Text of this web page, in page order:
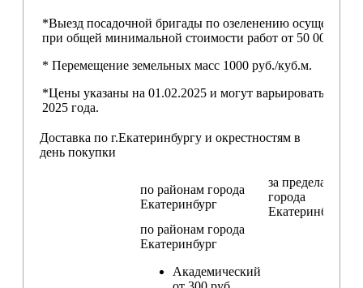
*Выезд посадочной бригады по озеленению
при общей минимальной стоимости работ от 50 000,00
* Перемещение земельных масс 1000 руб./куб.м.
*Цены указаны на 01.02.2025 и могут варьироваться
2025 года.
Доставка по г.Екатеринбургу и окрестностям в
день покупки
по районам города
Екатеринбург
за пределами
города
Екатеринбург
по районам города
Екатеринбург
Академический